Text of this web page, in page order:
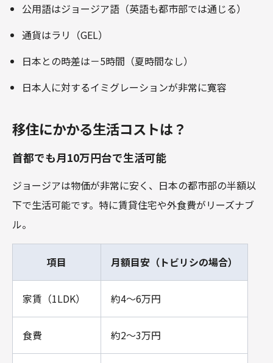
公用語はジョージア語（英語も都市部では通じる）
通貨はラリ（GEL）
日本との時差は－5時間（夏時間なし）
日本人に対するイミグレーションが非常に寛容
移住にかかる生活コストは？
首都でも月10万円台で生活可能
ジョージアは物価が非常に安く、日本の都市部の半額以
下で生活可能です。特に賃貸住宅や外食費がリーズナブ
ル。
項目 月額目安（トビリシの場合）
家賃（1LDK） 約4～6万円
食費 約2～3万円